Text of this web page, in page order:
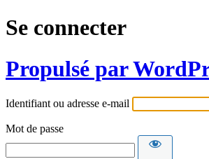
Se connecter
Propulsé par
Identifiant ou adresse e-mail
Mot de passe